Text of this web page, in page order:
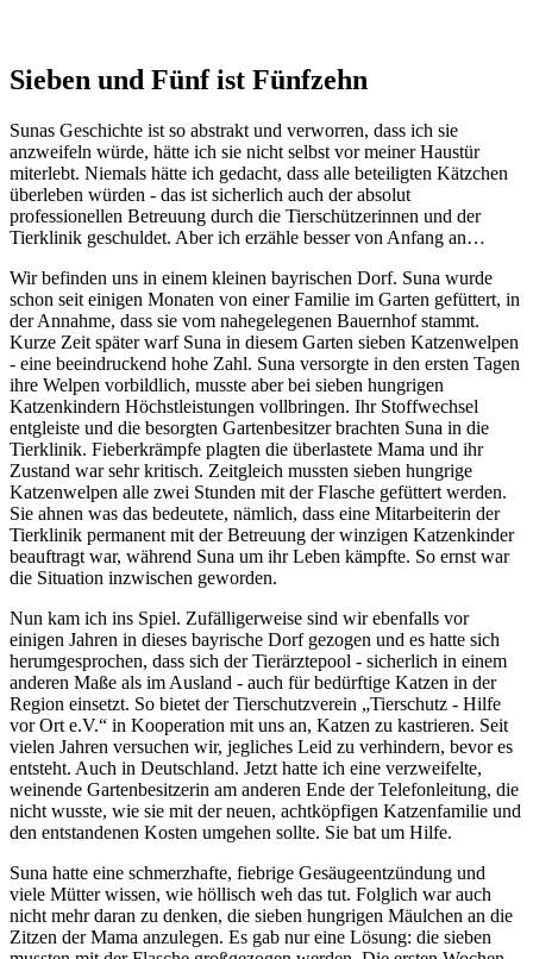
Sieben und Fünf ist Fünfzehn
Sunas Geschichte ist so abstrakt und verworren, dass ich sie
anzweifeln würde, hätte ich sie nicht selbst vor meiner Haustür
miterlebt. Niemals hätte ich gedacht, dass alle beteiligten Kätzchen
überleben würden - das ist sicherlich auch der absolut
professionellen Betreuung durch die Tierschützerinnen und der
Tierklinik geschuldet. Aber ich erzähle besser von Anfang an…
Wir befinden uns in einem kleinen bayrischen Dorf. Suna wurde
schon seit einigen Monaten von einer Familie im Garten gefüttert, in
der Annahme, dass sie vom nahegelegenen Bauernhof stammt.
Kurze Zeit später warf Suna in diesem Garten sieben Katzenwelpen
- eine beeindruckend hohe Zahl. Suna versorgte in den ersten Tagen
ihre Welpen vorbildlich, musste aber bei sieben hungrigen
Katzenkindern Höchstleistungen vollbringen. Ihr Stoffwechsel
entgleiste und die besorgten Gartenbesitzer brachten Suna in die
Tierklinik. Fieberkrämpfe plagten die überlastete Mama und ihr
Zustand war sehr kritisch. Zeitgleich mussten sieben hungrige
Katzenwelpen alle zwei Stunden mit der Flasche gefüttert werden.
Sie ahnen was das bedeutete, nämlich, dass eine Mitarbeiterin der
Tierklinik permanent mit der Betreuung der winzigen Katzenkinder
beauftragt war, während Suna um ihr Leben kämpfte. So ernst war
die Situation inzwischen geworden.
Nun kam ich ins Spiel. Zufälligerweise sind wir ebenfalls vor
einigen Jahren in dieses bayrische Dorf gezogen und es hatte sich
herumgesprochen, dass sich der Tierärztepool - sicherlich in einem
anderen Maße als im Ausland - auch für bedürftige Katzen in der
Region einsetzt. So bietet der Tierschutzverein „Tierschutz - Hilfe
vor Ort e.V.“ in Kooperation mit uns an, Katzen zu kastrieren. Seit
vielen Jahren versuchen wir, jegliches Leid zu verhindern, bevor es
entsteht. Auch in Deutschland. Jetzt hatte ich eine verzweifelte,
weinende Gartenbesitzerin am anderen Ende der Telefonleitung, die
nicht wusste, wie sie mit der neuen, achtköpfigen Katzenfamilie und
den entstandenen Kosten umgehen sollte. Sie bat um Hilfe.
Suna hatte eine schmerzhafte, fiebrige Gesäugeentzündung und
viele Mütter wissen, wie höllisch weh das tut. Folglich war auch
nicht mehr daran zu denken, die sieben hungrigen Mäulchen an die
Zitzen der Mama anzulegen. Es gab nur eine Lösung: die sieben